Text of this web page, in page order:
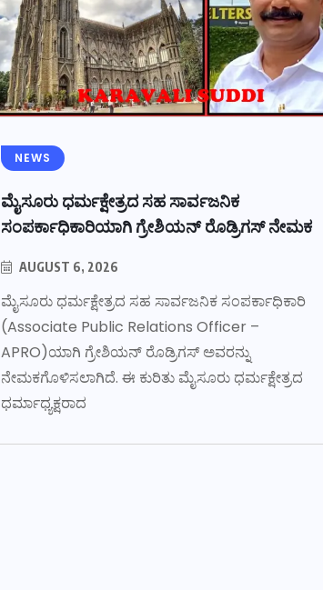
NEWS
ಮೈಸೂರು ಧರ್ಮಕ್ಷೇತ್ರದ ಸಹ ಸಾರ್ವಜನಿಕ
ಸಂಪರ್ಕಾಧಿಕಾರಿಯಾಗಿ ಗ್ರೇಶಿಯನ್ ರೊಡ್ರಿಗಸ್ ನೇಮಕ
AUGUST 6, 2026
ಮೈಸೂರು ಧರ್ಮಕ್ಷೇತ್ರದ ಸಹ ಸಾರ್ವಜನಿಕ ಸಂಪರ್ಕಾಧಿಕಾರಿ
(Associate Public Relations Officer –
APRO)ಯಾಗಿ ಗ್ರೇಶಿಯನ್ ರೊಡ್ರಿಗಸ್ ಅವರನ್ನು
ನೇಮಕಗೊಳಿಸಲಾಗಿದೆ. ಈ ಕುರಿತು ಮೈಸೂರು ಧರ್ಮಕ್ಷೇತ್ರದ
ಧರ್ಮಾಧ್ಯಕ್ಷರಾದ